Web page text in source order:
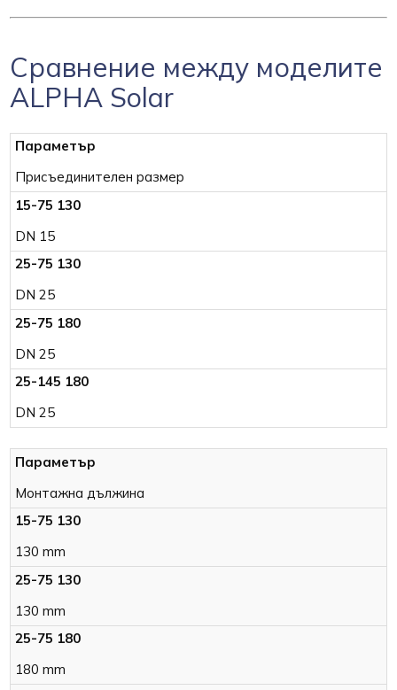
Сравнение между моделите
ALPHA Solar
Присъединителен размер
DN 15
DN 25
DN 25
DN 25
Монтажна дължина
130 mm
130 mm
180 mm